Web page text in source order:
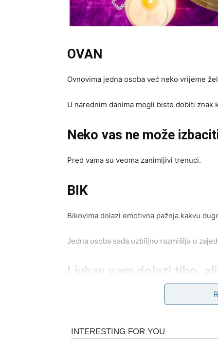
OVAN
Ovnovima jedna osoba već neko vrijeme
U narednim danima mogli biste dobiti
Neko vas ne može
Pred vama su veoma zanimljivi trenuci.
BIK
Bikovima dolazi emotivna pažnja kakvu
Jedna osoba sada ozbiljno razmišlja o
Ljubav vam dolazi tiho,
Pred vama su veoma nježni i posebni
BLIZANCI